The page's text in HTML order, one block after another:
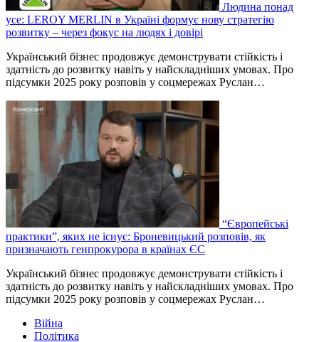
Людина понад
усе: LEROY MERLIN в Україні формує нову стратегію
розвитку – через фокус на людях і довірі
Український бізнес продовжує демонструвати стійкість і
здатність до розвитку навіть у найскладніших умовах. Про
підсумки 2025 року розповів у соцмережах Руслан…
“Європейські
практики”, яких не існує: Броневицький розповів, як
призначають генпрокурора в країнах ЄС
Український бізнес продовжує демонструвати стійкість і
здатність до розвитку навіть у найскладніших умовах. Про
підсумки 2025 року розповів у соцмережах Руслан…
Війна
Політика